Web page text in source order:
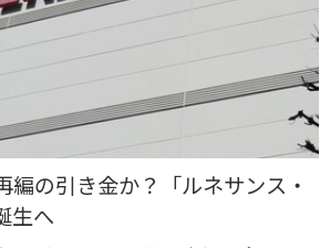
編の引き金か？「ルネサンス・
生へ